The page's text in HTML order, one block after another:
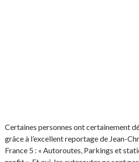
Certaines personnes ont certainement
grâce à l’excellent reportage de Jean-
France 5 : « Autoroutes, Parkings et